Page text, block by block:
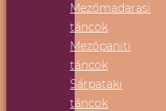
Mezőmadarasi
táncok
Mezőpaniti
táncok
Sárpataki
táncok